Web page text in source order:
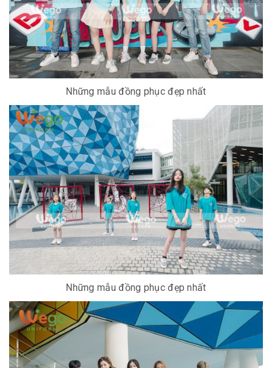
Những mẫu đồng phục đẹp nhất
Những mẫu đồng phục đẹp nhất